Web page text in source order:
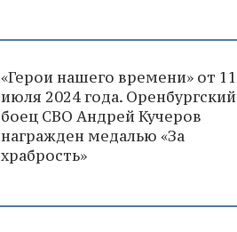
«Герои нашего времени» от 11
июля 2024 года. Оренбургский
боец СВО Андрей Кучеров
награжден медалью «За
храбрость»